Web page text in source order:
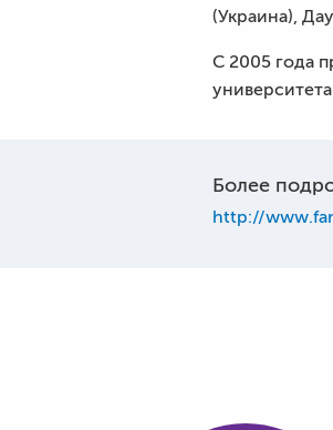
(Украина),
С 2005 года
Более
http://